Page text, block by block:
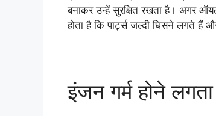
बनाकर उन्हें सुरक्षित रखता है। अगर
होता है कि पार्ट्स जल्दी घिसने लगते
इंजन गर्म होने